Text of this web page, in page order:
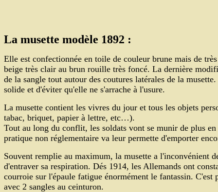
La musette modèle 1892 :
Elle est confectionnée en toile de couleur brune mais de
beige très clair au brun rouille très foncé. La dernière
de la sangle tout autour des coutures latérales de la
solide et d'éviter qu'elle ne s'arrache à l'usure.
La musette contient les vivres du jour et tous les objets
tabac, briquet, papier à lettre, etc…).
Tout au long du conflit, les soldats vont se munir de plus
pratique non réglementaire va leur permette d'emporter
Souvent remplie au maximum, la musette a l'inconvénient
d'entraver sa respiration. Dés 1914, les Allemands ont
courroie sur l'épaule fatigue énormément le fantassin. C'est
avec 2 sangles au ceinturon.